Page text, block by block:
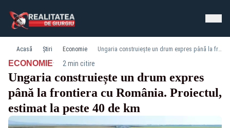
Acasă Știri Economie Ungaria construiește un drum expres până la frontiera cu România. Proiectul, estimat la peste 40 de km
ECONOMIE· 2 min citire
Ungaria construiește un drum expres
până la frontiera cu România. Proiectul,
estimat la peste 40 de km